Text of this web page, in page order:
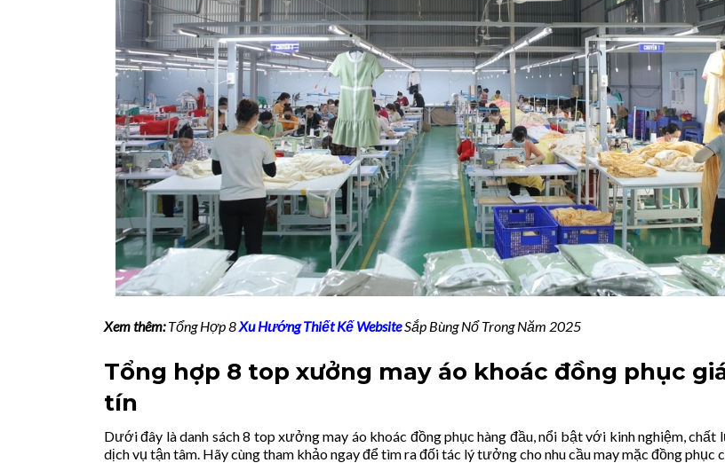
Xem thêm:Tổng Hợp 8Xu Hướng Thiết Kế WebsiteSắp Bùng Nổ Trong Năm 2025
Tổng hợp 8 top xưởng may áo khoác đồng phục
tín
Dưới đây là danh sách 8 top xưởng may áo khoác đồng phục hàng đầu, nổi bật với kinh nghiệm, chất
dịch vụ tận tâm. Hãy cùng tham khảo ngay để tìm ra đối tác lý tưởng cho nhu cầu may mặc đồng phục